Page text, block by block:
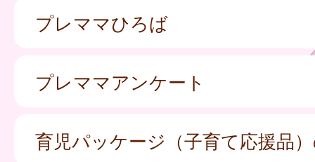
プレママひろば
プレママアンケート
育児パッケージ（子育て応援品